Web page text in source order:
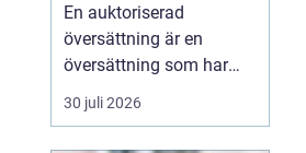
En auktoriserad
översättning är en
översättning som har
juridisk giltighet. Den
utförs av en översättare
30 juli 2026